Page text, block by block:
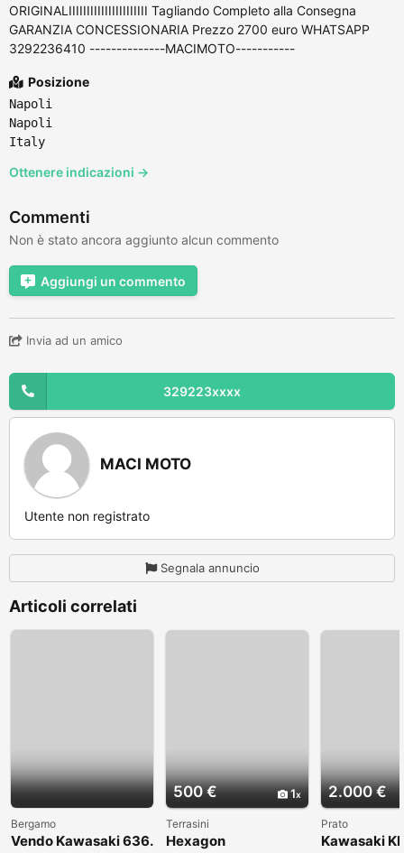
ORIGINALIIIIIIIIIIIIIIIIIIIIII Tagliando Completo alla Consegna
GARANZIA CONCESSIONARIA Prezzo 2700 euro WHATSAPP
3292236410 --------------MACIMOTO-----------
Posizione
Napoli
Napoli
Italy
Ottenere indicazioni →
Commenti
Non è stato ancora aggiunto alcun commento
Aggiungi un commento
Invia ad un amico
329223xxxx
MACI MOTO
Utente non registrato
Segnala annuncio
Articoli correlati
Bergamo
Vendo Kawasaki 636.
500 € 1
Terrasini
Hexagon
2.000 €
Prato
Kawasaki